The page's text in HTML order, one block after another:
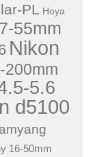
PL Hoya
55mm
Nikon
200mm
5.6
d5100
16-50mm